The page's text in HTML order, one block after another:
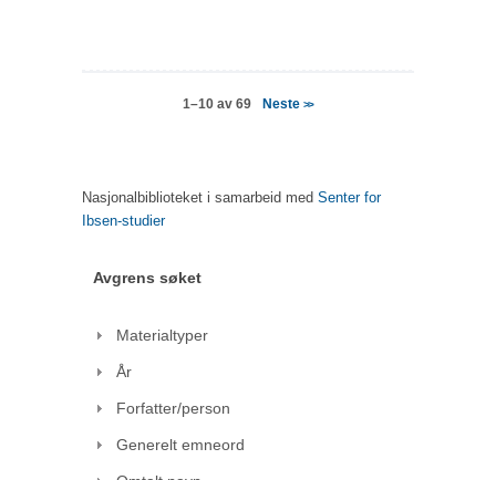
1–10 av 69 Neste>>
Nasjonalbiblioteket i samarbeid med Senter for
Ibsen-studier
Avgrens søket
Materialtyper
År
Forfatter/person
Generelt emneord